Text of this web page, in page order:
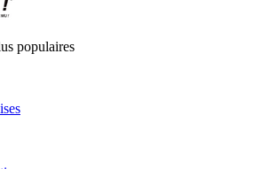
populaires